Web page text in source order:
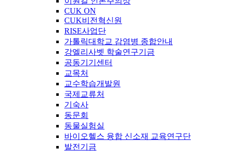
CUK ON
CUK비전혁신원
RISE사업단
가톨릭대학교 감염병 종합안내
강엘리사벳 학술연구기금
공동기기센터
교목처
교수학습개발원
국제교류처
기숙사
동문회
동물실험실
바이오헬스 융합 신소재 교육연구단
발전기금